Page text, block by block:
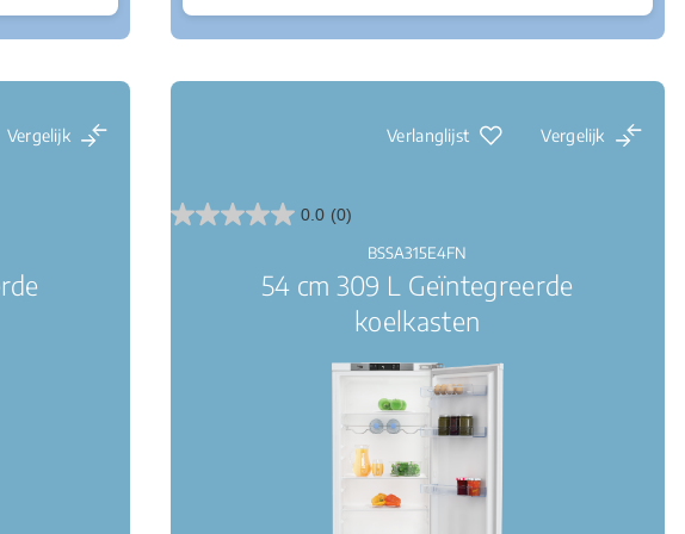
Vergelijk Verlanglijst Vergelijk
0.0 (0)
0.0
BSSA315E4FN
54 cm 309 L Geïntegreerde
koelkasten